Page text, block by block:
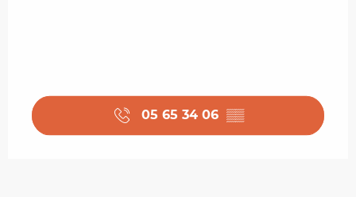
05 65 34 06 ▒▒